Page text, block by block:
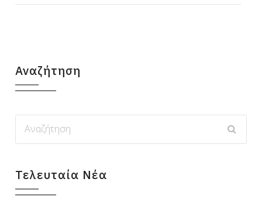
Αναζήτηση
Τελευταία Νέα